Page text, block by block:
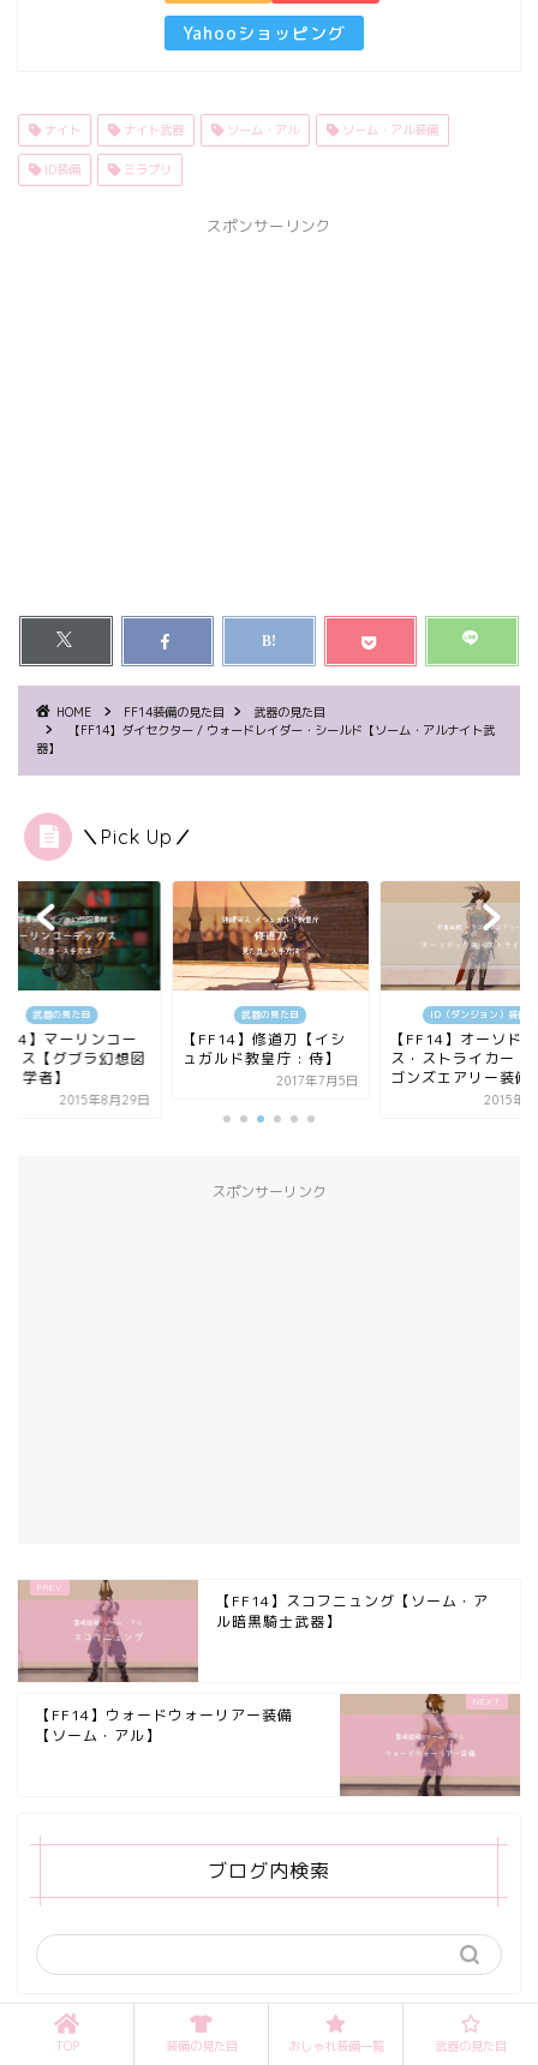
Yahooショッピング
ナイト ナイト武器 ソーム・アル ソーム・アル装備
ID装備 ミラプリ
スポンサーリンク
HOME FF14装備の見た目
武器の見た目
【FF14】ダイセクター / ウォードレイダー・シールド【ソーム・アルナイト武
器】
＼Pick Up／
武器の見た目
】マーリンコー
クス【グブラ幻想図
: 学者】
2015年8月29日
武器の見た目
【FF14】修道刀【イシ
ュガルド教皇庁 : 侍】
2017年7月5日
ID（ダンジョン）装備
【FF14】オーソド
ス・ストライカー【
ゴンズエアリー装備
2015年8
スポンサーリンク
【FF14】スコフニュング【ソーム・ア
ル暗黒騎士武器】
【FF14】ウォードウォーリアー装備
【ソーム・アル】
ブログ内検索
TOP 装備の見た目 おしゃれ装備一覧 武器の見た目